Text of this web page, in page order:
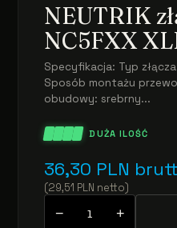
NEUTRIK
NC5FXX
Specyfikacja: Typ
Sposób montażu
obudowy: srebrny...
DUŻA ILOŚĆ
36,30 PLN
(29,51 PLN netto)
− +